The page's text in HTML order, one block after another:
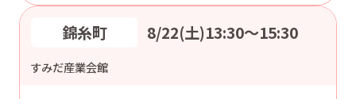
錦糸町 8/22(土)13:30〜15:30
すみだ産業会館